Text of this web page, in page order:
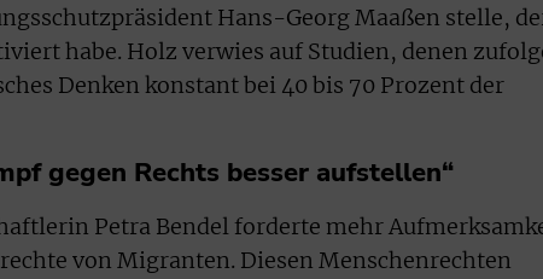
Hans-Georg Maaßen stelle,
habe. Holz verwies auf Studien, denen
Denken konstant bei 40 bis 70 Prozent der
gegen Rechts besser aufstellen“
Petra Bendel forderte mehr
von Migranten. Diesen Menschenrechten